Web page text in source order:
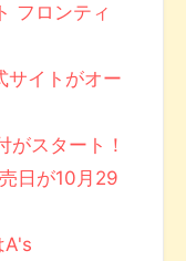
フロンティ
イトがオー
がスタート！
日が10月29
A's